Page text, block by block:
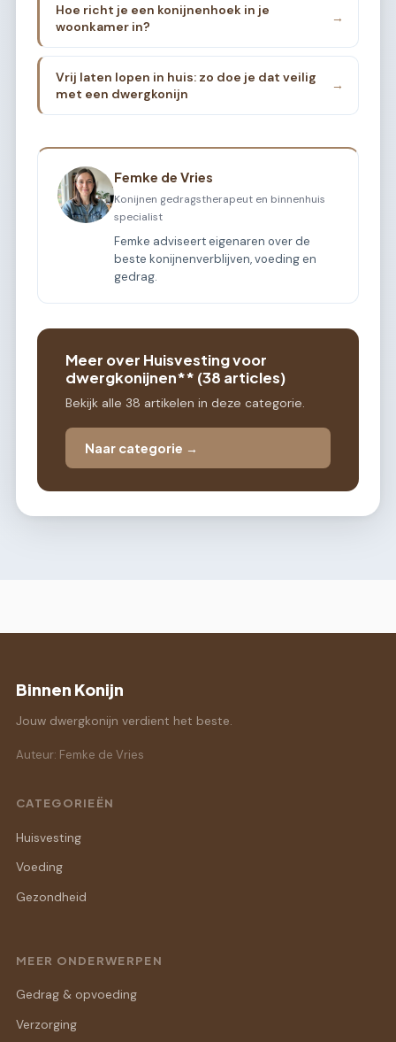
Hoe richt je een konijnenhoek in je
woonkamer in?
→
Vrij laten lopen in huis: zo doe je dat veilig
met een dwergkonijn
→
Femke de Vries
Konijnen gedragstherapeut en binnenhuis
specialist
Femke adviseert eigenaren over de
beste konijnenverblijven, voeding en
gedrag.
Meer over Huisvesting voor
dwergkonijnen** (38 articles)
Bekijk alle 38 artikelen in deze categorie.
Naar categorie →
Binnen Konijn
Jouw dwergkonijn verdient het beste.
Auteur: Femke de Vries
CATEGORIEËN
Huisvesting
Voeding
Gezondheid
MEER ONDERWERPEN
Gedrag & opvoeding
Verzorging